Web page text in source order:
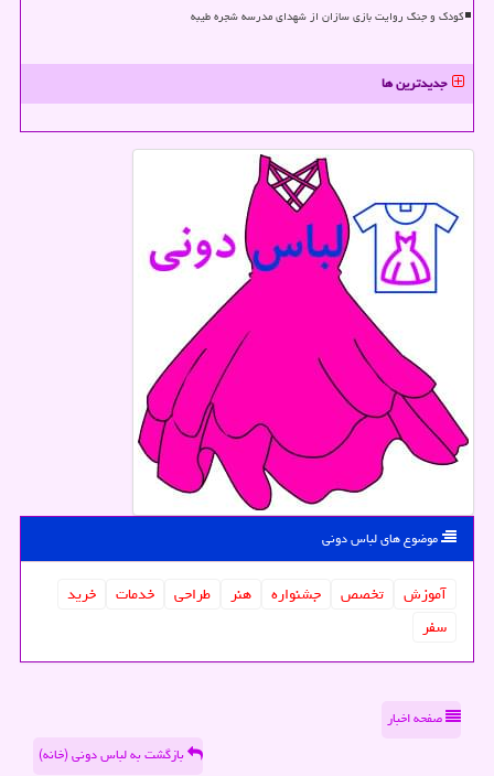
کودک و جنگ روایت بازی سازان از شهدای مدرسه شجره طیبه
جدیدترین ها
موضوع های لباس دونی
آموزش تخصص جشنواره هنر طراحی خدمات
خرید
سفر
صفحه اخبار
بازگشت به لباس دونی (خانه)